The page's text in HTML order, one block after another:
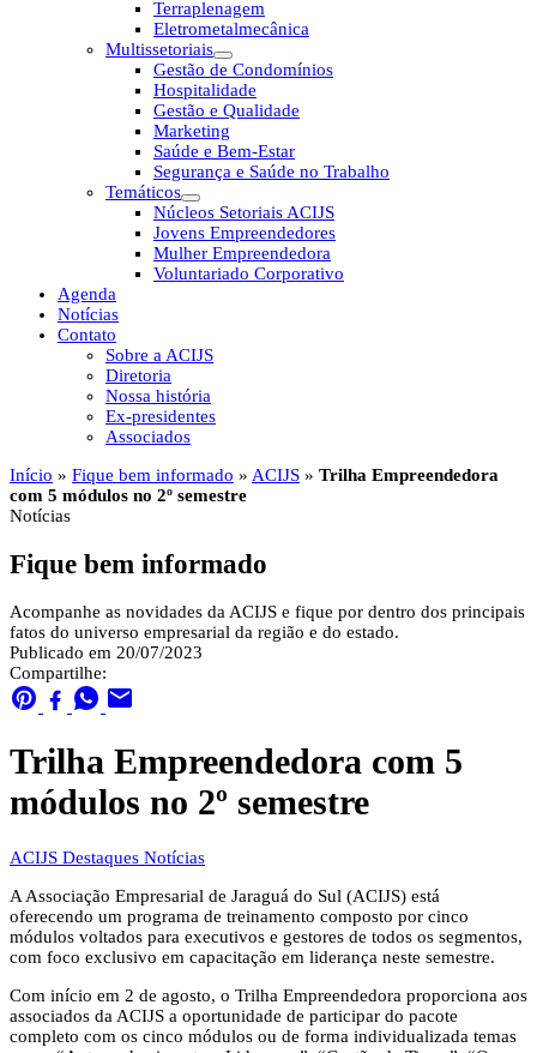
Terraplenagem
Eletrometalmecânica
Multissetoriais
Gestão de Condomínios
Hospitalidade
Gestão e Qualidade
Marketing
Saúde e Bem-Estar
Segurança e Saúde no Trabalho
Temáticos
Núcleos Setoriais ACIJS
Jovens Empreendedores
Mulher Empreendedora
Voluntariado Corporativo
Agenda
Notícias
Contato
Sobre a ACIJS
Diretoria
Nossa história
Ex-presidentes
Associados
Início » Fique bem informado » ACIJS » Trilha Empreendedora
com 5 módulos no 2º semestre
Notícias
Fique bem informado
Acompanhe as novidades da ACIJS e fique por dentro dos principais
fatos do universo empresarial da região e do estado.
Publicado em 20/07/2023
Compartilhe:
Trilha Empreendedora com 5
módulos no 2º semestre
ACIJS Destaques Notícias
A Associação Empresarial de Jaraguá do Sul (ACIJS) está
oferecendo um programa de treinamento composto por cinco
módulos voltados para executivos e gestores de todos os segmentos,
com foco exclusivo em capacitação em liderança neste semestre.
Com início em 2 de agosto, o Trilha Empreendedora proporciona aos
associados da ACIJS a oportunidade de participar do pacote
completo com os cinco módulos ou de forma individualizada temas